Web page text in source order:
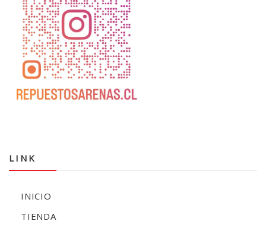
LINK
INICIO
TIENDA